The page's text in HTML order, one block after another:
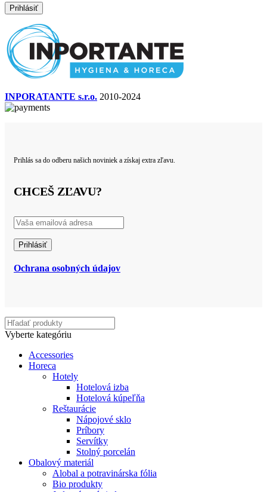
INPORATANTE s.r.o. 2010-2024
Prihlás sa do odberu našich noviniek a získaj extra zľavu.
CHCEŠ ZĽAVU?
Ochrana osobných údajov
Vyberte kategóriu
Accessories
Horeca
Hotely
Hotelová izba
Hotelová kúpeľňa
Reštaurácie
Nápojové sklo
Príbory
Servítky
Stolný porcelán
Obalový materiál
Alobal a potravinárska fólia
Bio produkty